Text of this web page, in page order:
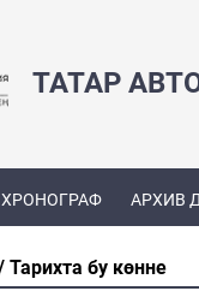
ТАТАР
ХРОНОГРАФ АРХИВ
Тарихта бу көнне